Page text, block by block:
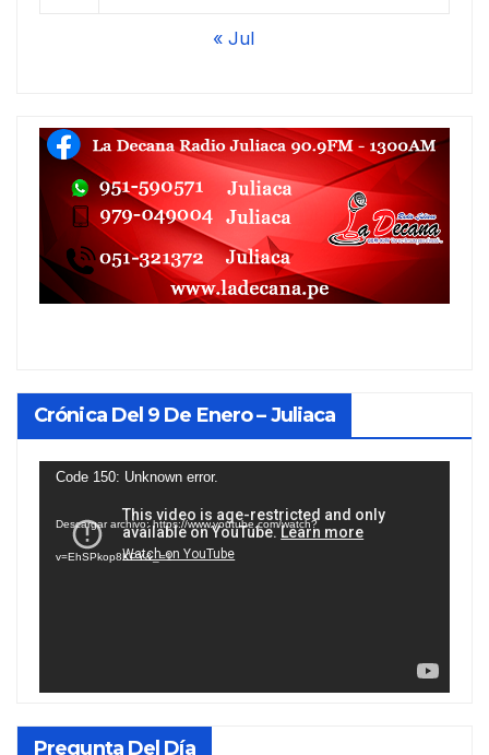
« Jul
Crónica Del 9 De Enero – Juliaca
Reproductor
vídeo
Code 150: Unknown error.
Descargar archivo: https://www.youtube.com/watch?
v=EhSPkop8KPY&_=1
Pregunta Del Día